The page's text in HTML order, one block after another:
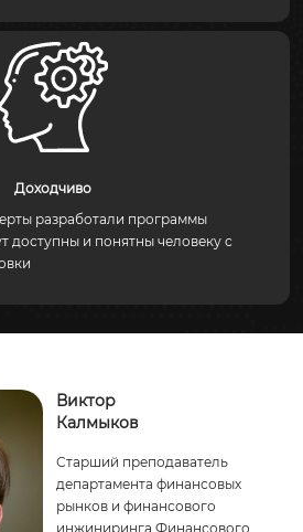
Доходчиво
разработали программы
доступны и понятны человеку с
Виктор
Калмыков
Старший преподаватель
департамента финансовых
рынков и финансового
инжиниринга Финансового